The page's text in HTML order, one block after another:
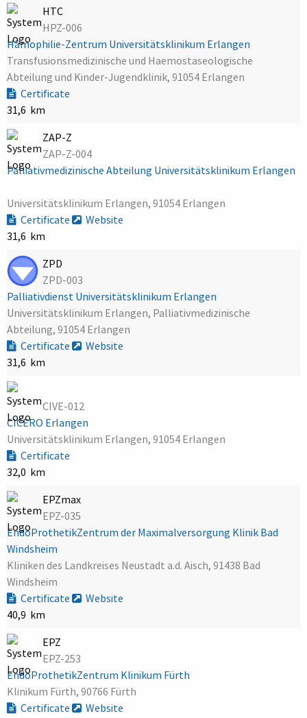
HTC
HPZ-006
Hämophilie-Zentrum Universitätsklinikum Erlangen
Transfusionsmedizinische und Haemostaseologische
Abteilung und Kinder-Jugendklinik, 91054 Erlangen
Certificate
31,6 km
ZAP-Z
ZAP-Z-004
Palliativmedizinische Abteilung Universitätsklinikum Erlangen
Universitätsklinikum Erlangen, 91054 Erlangen
Certificate
Website
31,6 km
ZPD
ZPD-003
Palliativdienst Universitätsklinikum Erlangen
Universitätsklinikum Erlangen, Palliativmedizinische
Abteilung, 91054 Erlangen
Certificate
Website
31,6 km
CIVE-012
CICERO Erlangen
Universitätsklinikum Erlangen, 91054 Erlangen
Certificate
32,0 km
EPZmax
EPZ-035
EndoProthetikZentrum der Maximalversorgung Klinik Bad
Windsheim
Kliniken des Landkreises Neustadt a.d. Aisch, 91438 Bad
Windsheim
Certificate
Website
40,9 km
EPZ
EPZ-253
EndoProthetikZentrum Klinikum Fürth
Klinikum Fürth, 90766 Fürth
Certificate
Website